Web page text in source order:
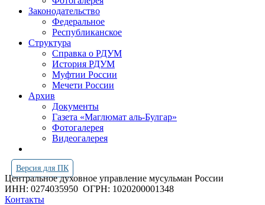
Законодательство
Федеральное
Республиканское
Структура
Справка о РДУМ
История РДУМ
Муфтии России
Мечети России
Архив
Документы
Газета «Маглюмат аль-Булгар»
Фотогалерея
Видеогалерея
Версия для ПК
Центральное духовное управление мусульман России
ИНН: 0274035950 ОГРН: 1020200001348
Контакты